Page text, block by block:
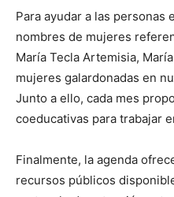
Para ayudar a las personas
nombres de mujeres
María Tecla Artemisia,
mujeres galardonadas en
Junto a ello, cada mes
coeducativas para trabajar
Finalmente, la agenda
recursos públicos